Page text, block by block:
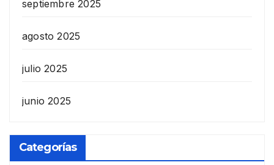
septiembre 2025
agosto 2025
julio 2025
junio 2025
Categorías